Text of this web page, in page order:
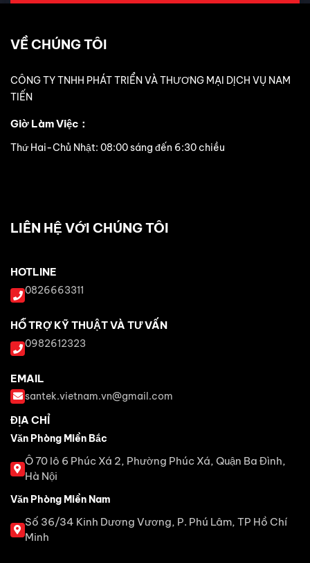
VỀ CHÚNG TÔI
CÔNG TY TNHH PHÁT TRIỂN VÀ THƯƠNG MẠI DỊCH VỤ NAM
TIẾN
Giờ Làm Việc：
Thứ Hai-Chủ Nhật: 08:00 sáng đến 6:30 chiều
LIÊN HỆ VỚI CHÚNG TÔI
HOTLINE
0826663311
HỖ TRỢ KỸ THUẬT VÀ TƯ VẤN
0982612323
EMAIL
santek.vietnam.vn@gmail.com
ĐỊA CHỈ
Văn Phòng Miền Bắc
Ô 70 lô 6 Phúc Xá 2, Phường Phúc Xá, Quận Ba Đình,
Hà Nội
Văn Phòng Miền Nam
Số 36/34 Kinh Dương Vương, P. Phú Lâm, TP Hồ Chí
Minh